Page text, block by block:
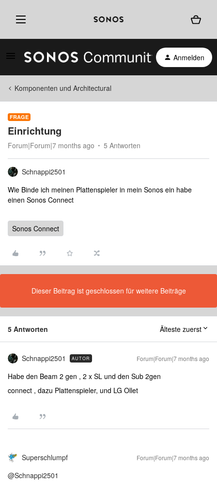
Anmelden
Komponenten und Architectural
FRAGE
Einrichtung
Forum|Forum|7 months ago 5 Antworten
Schnappi2501
Wie Binde ich meinen Plattenspieler in mein Sonos ein habe
einen Sonos Connect
Sonos Connect
Dieser Beitrag ist geschlossen für weitere Beiträge
5 Antworten Älteste zuerst
Schnappi2501 AUTOR Forum|Forum|7 months ago
Habe den Beam 2 gen , 2 x SL und den Sub 2gen
connect , dazu Plattenspieler, und LG Ollet
Superschlumpf Forum|Forum|7 months ago
@Schnappi2501